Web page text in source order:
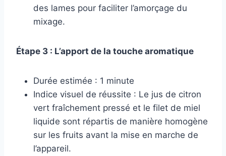
des lames pour faciliter l’amorçage du
mixage.
Étape 3 : L’apport de la touche aromatique
Durée estimée : 1 minute
Indice visuel de réussite : Le jus de citron
vert fraîchement pressé et le filet de miel
liquide sont répartis de manière homogène
sur les fruits avant la mise en marche de
l’appareil.